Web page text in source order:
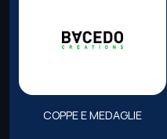
COPPE E MEDAGLIE